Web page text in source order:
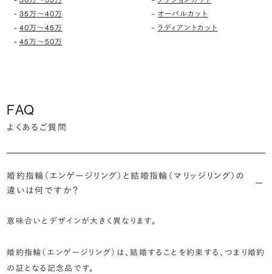
- 35万〜40万
- 40万〜45万
- 45万〜50万
- オーバルカット
- ラディアントカット
FAQ
よくあるご質問
婚約指輪（エンゲージリング）と結婚指輪（マリッジリング）の
違いは何ですか？
意味合いとデザインが大きく異なります。
婚約指輪（エンゲージリング）は、結婚することを約束する、つまり婚約
の証となる記念品です。